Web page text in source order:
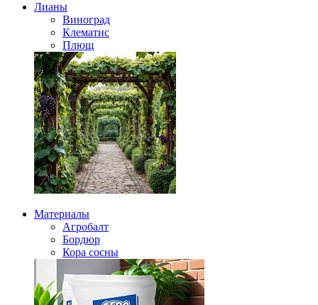
Лианы
Виноград
Клематис
Плющ
Материалы
Агробалт
Бордюр
Кора сосны